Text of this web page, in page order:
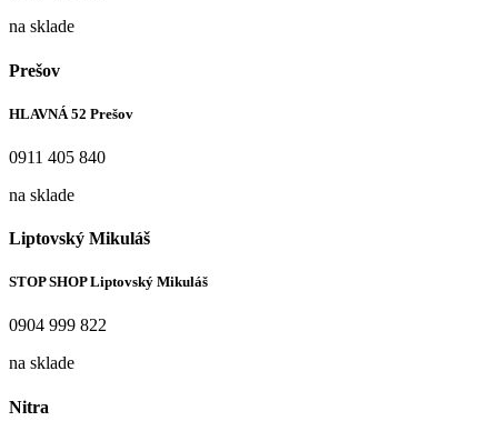
na sklade
Prešov
HLAVNÁ 52 Prešov
0911 405 840
na sklade
Liptovský Mikuláš
STOP SHOP Liptovský Mikuláš
0904 999 822
na sklade
Nitra